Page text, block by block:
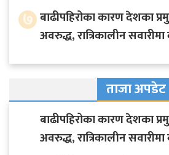
७ बाढीपहिरोका कारण देशका
अवरुद्ध, रात्रिकालीन
ताजा अपडेट
बाढीपहिरोका कारण देशका
अवरुद्ध, रात्रिकालीन